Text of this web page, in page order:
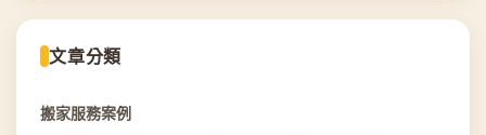
文章分類
搬家服務案例